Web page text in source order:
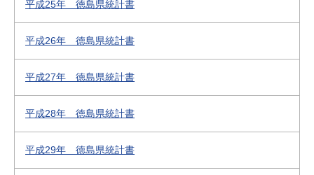
平成25年 徳島県統計書
平成26年 徳島県統計書
平成27年 徳島県統計書
平成28年 徳島県統計書
平成29年 徳島県統計書